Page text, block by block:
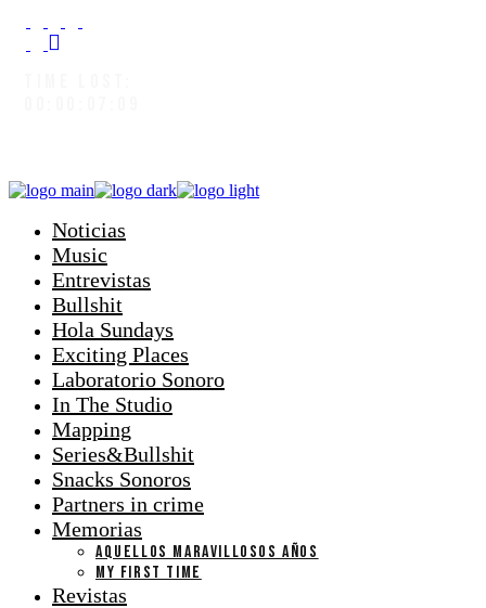
Noticias
Music
Entrevistas
Bullshit
Hola Sundays
Exciting Places
Laboratorio Sonoro
In The Studio
Mapping
Series&Bullshit
Snacks Sonoros
Partners in crime
Memorias
AQUELLOS MARAVILLOSOS AÑOS
MY FIRST TIME
Revistas